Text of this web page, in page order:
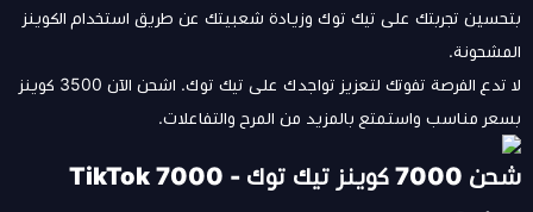
بتحسين تجربتك على تيك توك وزيادة شعبيتك عن طريق استخدام الكوينز
المشحونة.
لا تدع الفرصة تفوتك لتعزيز تواجدك على تيك توك. اشحن الآن 3500 كوينز
بسعر مناسب واستمتع بالمزيد من المرح والتفاعلات.
شحن 7000 كوينز تيك توك - TikTok 7000